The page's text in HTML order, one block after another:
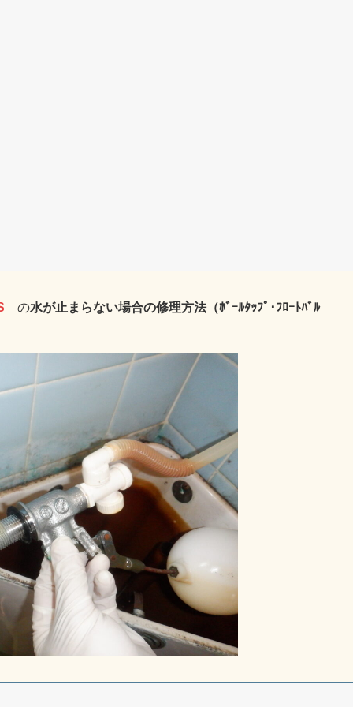
の水が止まらない場合の修理方法（ﾎﾞｰﾙﾀｯﾌﾟ･ﾌﾛｰﾄﾊﾞﾙ